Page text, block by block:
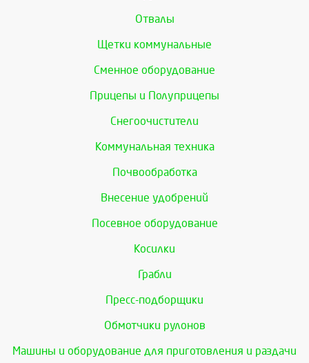
Отвалы
Щетки коммунальные
Сменное оборудование
Прицепы и Полуприцепы
Снегоочистители
Коммунальная техника
Почвообработка
Внесение удобрений
Посевное оборудование
Косилки
Грабли
Пресс-подборщики
Обмотчики рулонов
Машины и оборудование для приготовления и раздачи